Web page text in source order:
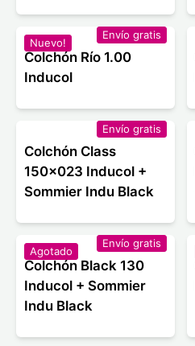
Nuevo!
Envío gratis
Colchón Río 1.00
Inducol
Envío gratis
Colchón Class
150x023 Inducol +
Sommier Indu Black
Agotado
Envío gratis
Colchón Black 130
Inducol + Sommier
Indu Black